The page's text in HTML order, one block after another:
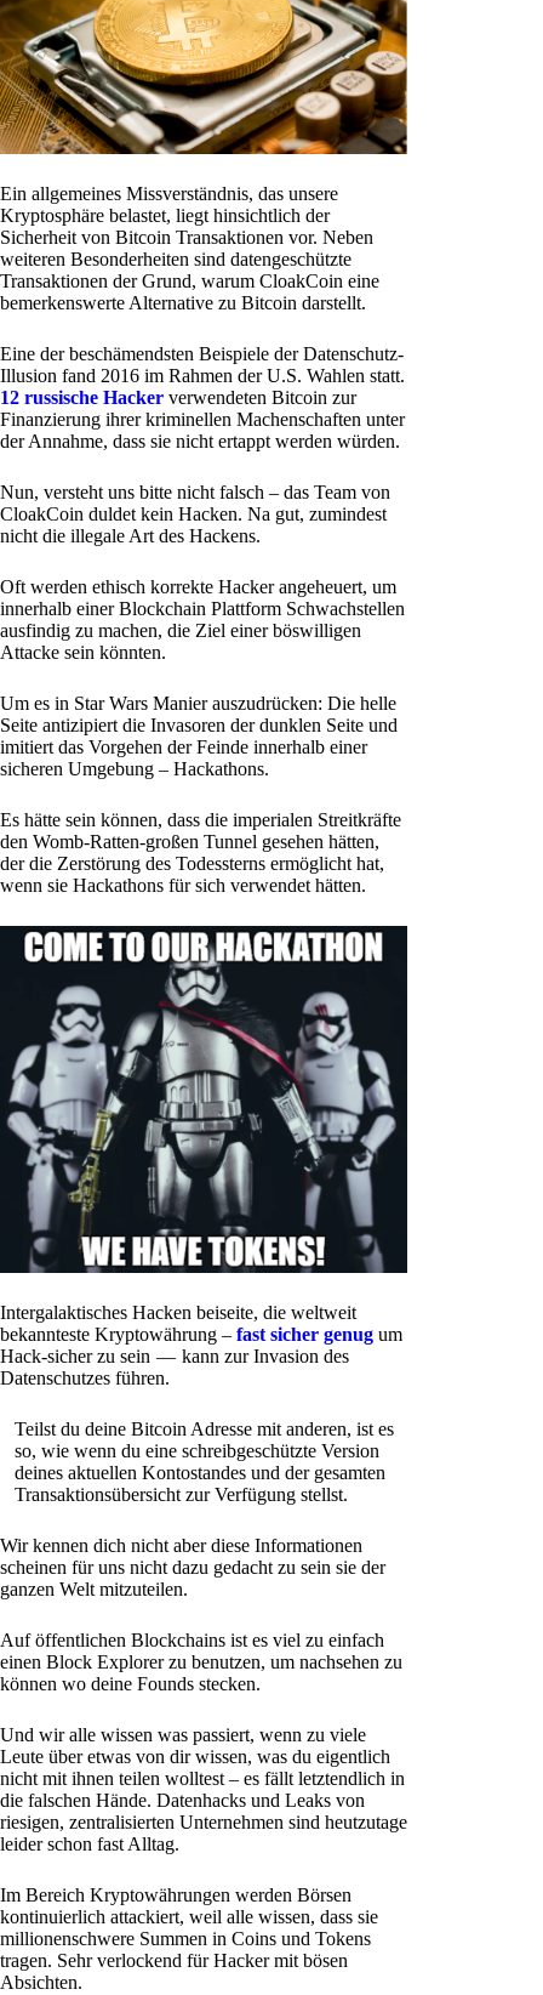
Ein allgemeines Missverständnis, das unsere
Kryptosphäre belastet, liegt hinsichtlich der
Sicherheit von Bitcoin Transaktionen vor. Neben
weiteren Besonderheiten sind datengeschützte
Transaktionen der Grund, warum CloakCoin eine
bemerkenswerte Alternative zu Bitcoin darstellt.
Eine der beschämendsten Beispiele der Datenschutz-
Illusion fand 2016 im Rahmen der U.S. Wahlen statt.
12 russische Hacker verwendeten Bitcoin zur
Finanzierung ihrer kriminellen Machenschaften unter
der Annahme, dass sie nicht ertappt werden würden.
Nun, versteht uns bitte nicht falsch – das Team von
CloakCoin duldet kein Hacken. Na gut, zumindest
nicht die illegale Art des Hackens.
Oft werden ethisch korrekte Hacker angeheuert, um
innerhalb einer Blockchain Plattform Schwachstellen
ausfindig zu machen, die Ziel einer böswilligen
Attacke sein könnten.
Um es in Star Wars Manier auszudrücken: Die helle
Seite antizipiert die Invasoren der dunklen Seite und
imitiert das Vorgehen der Feinde innerhalb einer
sicheren Umgebung – Hackathons.
Es hätte sein können, dass die imperialen Streitkräfte
den Womb-Ratten-großen Tunnel gesehen hätten,
der die Zerstörung des Todessterns ermöglicht hat,
wenn sie Hackathons für sich verwendet hätten.
Intergalaktisches Hacken beiseite, die weltweit
bekannteste Kryptowährung – fast sicher genug um
Hack-sicher zu sein — kann zur Invasion des
Datenschutzes führen.
Teilst du deine Bitcoin Adresse mit anderen, ist es
so, wie wenn du eine schreibgeschützte Version
deines aktuellen Kontostandes und der gesamten
Transaktionsübersicht zur Verfügung stellst.
Wir kennen dich nicht aber diese Informationen
scheinen für uns nicht dazu gedacht zu sein sie der
ganzen Welt mitzuteilen.
Auf öffentlichen Blockchains ist es viel zu einfach
einen Block Explorer zu benutzen, um nachsehen zu
können wo deine Founds stecken.
Und wir alle wissen was passiert, wenn zu viele
Leute über etwas von dir wissen, was du eigentlich
nicht mit ihnen teilen wolltest – es fällt letztendlich in
die falschen Hände. Datenhacks und Leaks von
riesigen, zentralisierten Unternehmen sind heutzutage
leider schon fast Alltag.
Im Bereich Kryptowährungen werden Börsen
kontinuierlich attackiert, weil alle wissen, dass sie
millionenschwere Summen in Coins und Tokens
tragen. Sehr verlockend für Hacker mit bösen
Absichten.